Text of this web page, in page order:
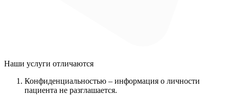
Наши услуги отличаются
Конфиденциальностью – информация о личности
пациента не разглашается.